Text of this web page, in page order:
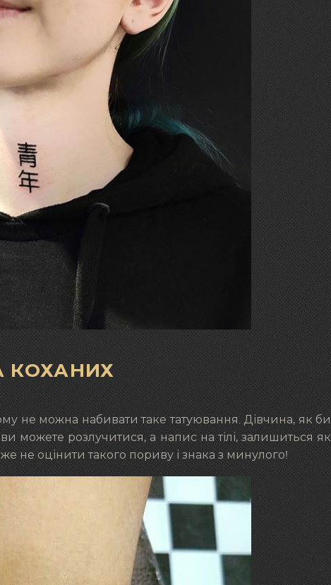
КОХАНИХ
не можна набивати таке татуювання. Дівчина, як би
можете розлучитися, а напис на тілі, залишиться як
не оцінити такого пориву і знака з минулого!